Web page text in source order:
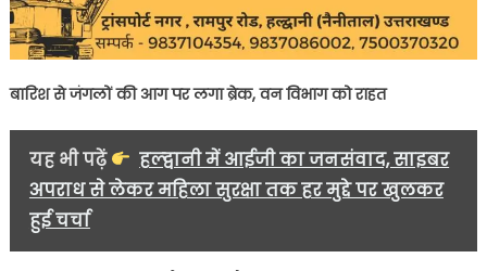
बारिश से जंगलों की आग पर लगा ब्रेक,वन विभाग को राहत
यह भी पढ़ें
हल्द्वानी में आईजी का जनसंवाद, साइबर
अपराध से लेकर महिला सुरक्षा तक हर मुद्दे पर खुलकर
हुई चर्चा